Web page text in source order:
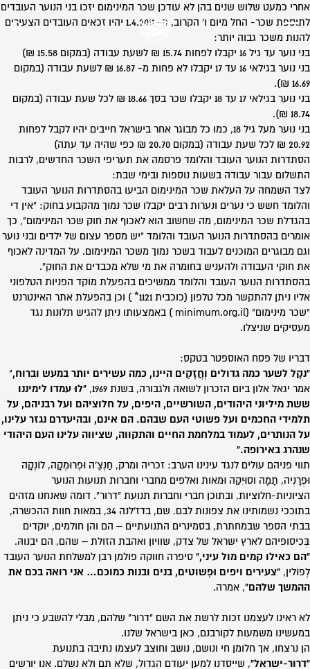
אחרי כמעט שלוש שנים בהן לא עודכן שכר המינימום יזכו בני הנוער העובדים
לתוספת שכר- החל מיום ו' הקרוב, ה- 1.4.2011 יהיו זכאים העובדים הצעירים
להנות משכר גבוה יותר:
בני נוער עד גיל 16 יקבלו לפחות 15.74 ₪ לשעת עבודה (במקום 15.58 ₪)
בני נוער בגילאי 16 עד 17 יקבלו לא פחות מ- 16.87 ₪ לשעת עבודה (במקום
16.69 ₪).
בני נוער בגילאי 17 עד 18 יקבלו שכר בסך 18.66 ₪ לכל שעת עבודה (במקום
18.74 ₪).
בני נוער מעל גיל 18, כמו כל מבוגר אחר בישראל חייבים יהיו לקבל לפחות
20.92 ₪ לכל שעת עבודה (במקום 20.70 ₪ כפי שהיה עד עתה)
הסתדרות הנוער העובד והלומד פרסמה את תעריפי השכר החדשים, לרבות
התשלום עבור עבודה בשעות נוספות ובימי שבת:
לצד השמחה על העלאת שכר המינימום הביעו בהסתדרות הנוער העובד
והלומד חשש כי נערים ונערות רבים יקבלו שכר נמוך מהקבוע בחוק: "אין די
בהגדלת שכר המינימום, מה שחשוב הוא לאכוף את חוק שכר המינימום", כך
אומרים בהסתדרות הנוער העובד והלומד "יש מספר עצום של ילדים ובני נוער
וגם מבוגרים המוכנים לעבוד בשכר נמוך משכר המינימום. על המדינה לאכוף
את חוקי העבודה ולהעניש בחומרה את מי שלא מכבדים את החוק".
בהסתדרות הנוער העובד והלומד ממשיכים בהפעלת מוקד הפניות הטלפוני
אליו ניתן להתקשר מכל טלפון (כוכבית 1121* ) וכן בהפעלת אתר האינטרנט
"שכר מינימום" (minimum.org.il ) באמצעותו ניתן להגיש תלונות נגד
מעסיקים שניצלו.
דבריו של פסח האוספטר בטקס:
"נקָל לשער כמה גדולים וְחֲזָקִים היינו, כמה עשירים יותר במעש וברוח,"
אמר יגאל אלון ביום הזכרון לשואה ולגבורה, בשנת 1969,
"לוּ עמדו לימיננו
ששת מיליוני היהודים, השורשיים, היפים, על חלוציהם ועל רבניהם, על
תלמידי החכמים ועל פשוטי העם שבהם. הם אינם, ובהיעדרם נגזר עלינו,
על הנותרים, לעמוד במלחמת החיים והתקווה, שציווה עלינו העם היהודי
שנהרג באירופה."
תווי פניהם עולים לנגד עינינו הערב: זכריה ומרק, חַנְצֶ'ה וּפְרוּמְקָה, לוֹנְקָה
וּפְרָנְיה, תָמָה וסוּיִקַה וּמאות ואלפים מחברי וחברות תנועות הנוער
הציוניות-חלוציות, ובתוכן חברי וחברות תנועת "דרור". דומה שאנחנו מזהים
בתוככי נשמותינו את צפונות לבם. שם, בדז'לנה 34, במאות חוות ההכשרה,
בבתי הספר שבמחתרת, בסמינרים התנועתיים – הם והן חולמים, יוקדים
בְּכִיסופיהם לארץ ישראל של צדק, שוויון ואהבת הזולת – שהם, הם יבנוהּ.
"הם כאילו קמים מול עיני," סיפרה חווקה פולמן רבן למשלחת הנוער העובד
לְפּוֹלין, "צעירים ויפים וּפְשוטים, בנים ובנות כמוכם… אני רואה בכם את
ההמשך שלהם", אמרה.
לא ראינו לעצמנו זכות לרשת את השם "דרור" שלהם, מבלי להשבע כי ניתן
במעשינו משמעות לקורבנם, כאן בישראל שלנו.
הן נרצחו, אך חלומן חי ונושם, נושב וחוצב לעצמו נתיבה בתנועת
"דרור-ישראל", שייסדנו למען יעודם הגדול, שלא תם ולא נשלם. אנו יורשים